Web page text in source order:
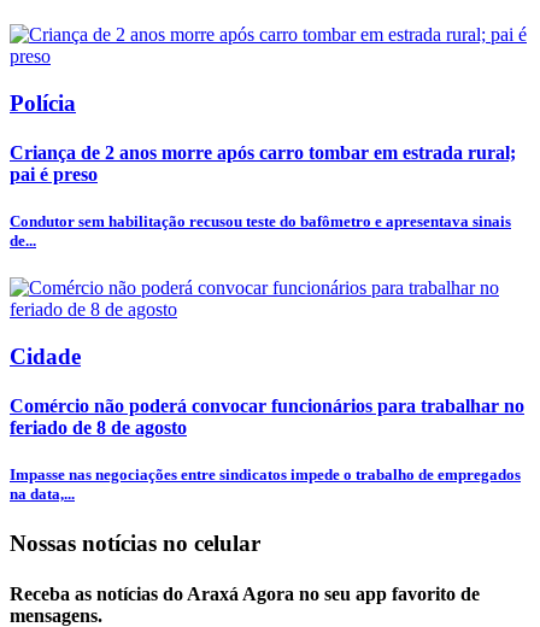
Polícia
Criança de 2 anos morre após carro tombar em estrada rural;
pai é preso
Condutor sem habilitação recusou teste do bafômetro e apresentava sinais
de...
Cidade
Comércio não poderá convocar funcionários para trabalhar no
feriado de 8 de agosto
Impasse nas negociações entre sindicatos impede o trabalho de empregados
na data,...
Nossas notícias no celular
Receba as notícias do Araxá Agora no seu app favorito de
mensagens.